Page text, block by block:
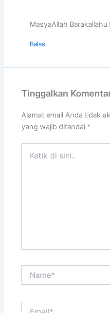
MasyaAllah
Balas
Tinggalkan
Alamat email Anda tidak
yang wajib ditandai *